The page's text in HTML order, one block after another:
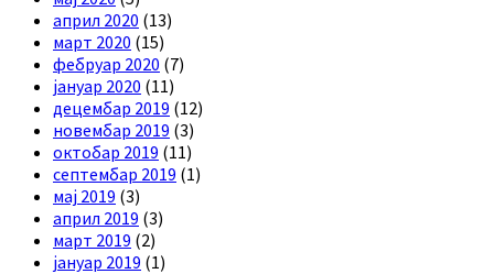
април 2020 (13)
март 2020 (15)
фебруар 2020 (7)
јануар 2020 (11)
децембар 2019 (12)
новембар 2019 (3)
октобар 2019 (11)
септембар 2019 (1)
мај 2019 (3)
април 2019 (3)
март 2019 (2)
јануар 2019 (1)